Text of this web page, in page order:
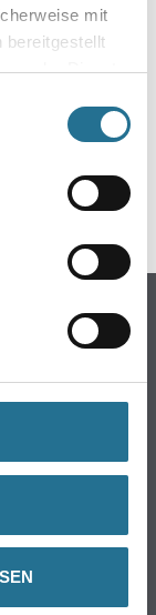
mit
bereitgestellt
der Dienste